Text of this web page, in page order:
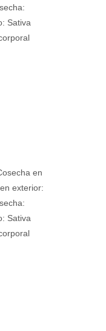
Sativa
en
exterior:
Sativa